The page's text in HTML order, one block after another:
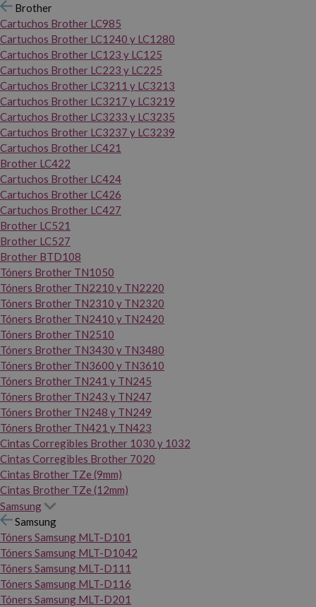
Brother
Cartuchos Brother LC985
Cartuchos Brother LC1240 y LC1280
Cartuchos Brother LC123 y LC125
Cartuchos Brother LC223 y LC225
Cartuchos Brother LC3211 y LC3213
Cartuchos Brother LC3217 y LC3219
Cartuchos Brother LC3233 y LC3235
Cartuchos Brother LC3237 y LC3239
Cartuchos Brother LC421
Brother LC422
Cartuchos Brother LC424
Cartuchos Brother LC426
Cartuchos Brother LC427
Brother LC521
Brother LC527
Brother BTD108
Tóners Brother TN1050
Tóners Brother TN2210 y TN2220
Tóners Brother TN2310 y TN2320
Tóners Brother TN2410 y TN2420
Tóners Brother TN2510
Tóners Brother TN3430 y TN3480
Tóners Brother TN3600 y TN3610
Tóners Brother TN241 y TN245
Tóners Brother TN243 y TN247
Tóners Brother TN248 y TN249
Tóners Brother TN421 y TN423
Cintas Corregibles Brother 1030 y 1032
Cintas Corregibles Brother 7020
Cintas Brother TZe (9mm)
Cintas Brother TZe (12mm)
Samsung
Samsung
Tóners Samsung MLT-D101
Tóners Samsung MLT-D1042
Tóners Samsung MLT-D111
Tóners Samsung MLT-D116
Tóners Samsung MLT-D201